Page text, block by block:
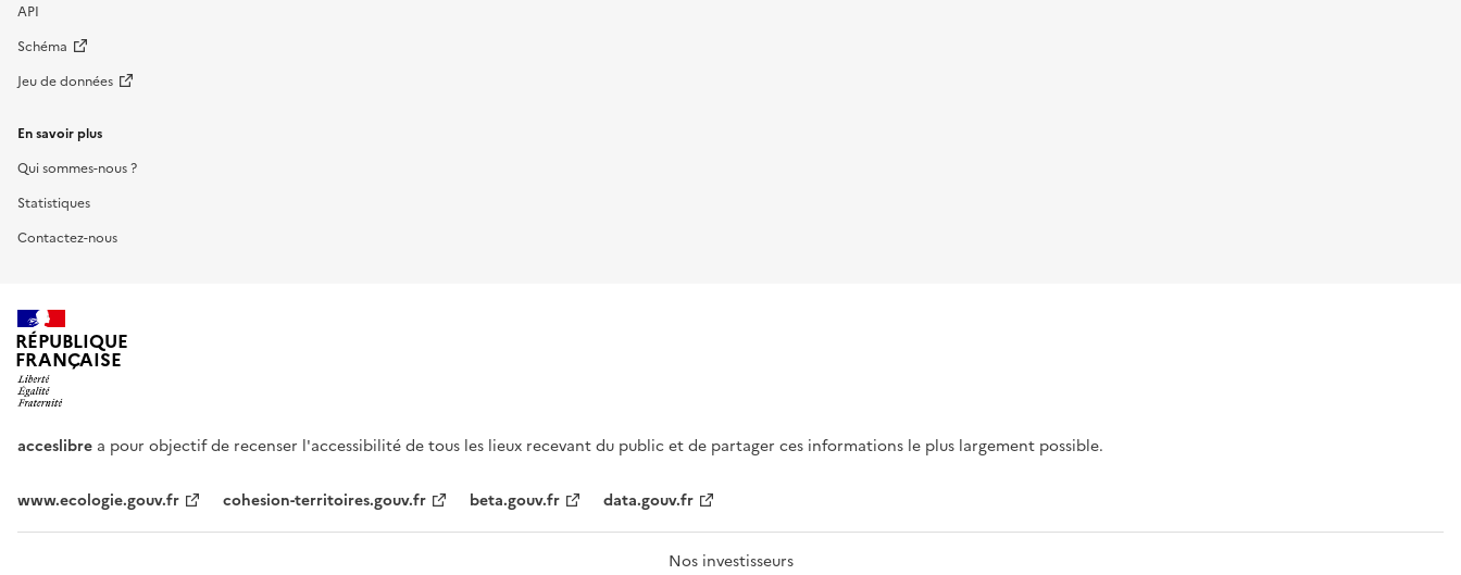
API
Schéma
Jeu de données
En savoir plus
Qui sommes-nous ?
Statistiques
Contactez-nous
RÉPUBLIQUE
FRANÇAISE
acceslibre a pour objectif de recenser l'accessibilité de tous les lieux recevant du public et de partager ces informations le plus largement possible.
www.ecologie.gouv.fr cohesion-territoires.gouv.fr beta.gouv.fr data.gouv.fr
Nos investisseurs